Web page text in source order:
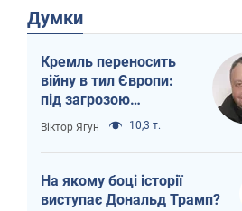
Думки
Кремль переносить
війну в тил Європи:
під загрозою
критична логістика
Віктор Ягун 10,3 т.
На якому боці історії
виступає Дональд Трамп?